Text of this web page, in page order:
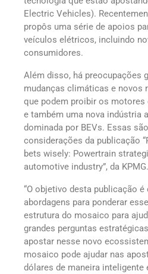
Electric Vehicles).
propôs uma série de apoios
veículos elétricos, incluindo
consumidores.
Além disso, há preocupações
mudanças climáticas e novos
que podem proibir os motores
e também uma nova indústria
dominada por BEVs. Essas
considerações da publicação
bets wisely: Powertrain
automotive industry”, da KPMG.
“O objetivo desta publicação
abordagens para ponderar
estrutura do mosaico para
grandes perguntas
apostar nesse novo
mosaico pode ajudar nas
dólares de maneira inteligente